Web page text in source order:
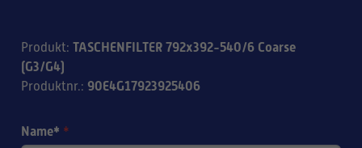
Produkt: TASCHENFILTER 792x392-540/6 Coarse
(G3/G4)
Produktnr.: 90E4G17923925406
Name* *